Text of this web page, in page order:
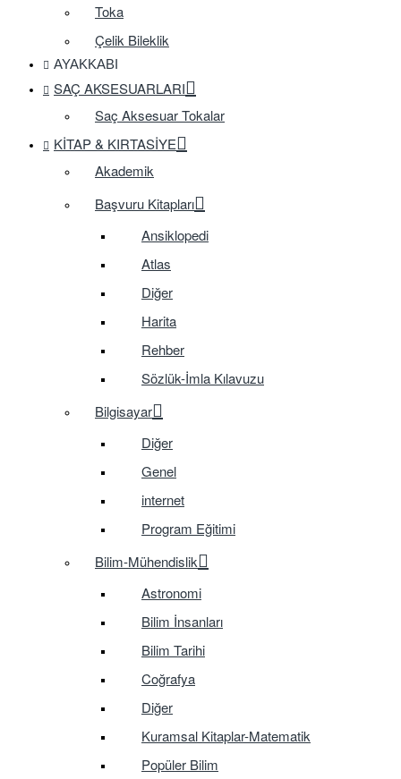
Toka
Çelik Bileklik
AYAKKABI
SAÇ AKSESUARLARI
Saç Aksesuar Tokalar
KITAP & KIRTASIYE
Akademik
Başvuru Kitapları
Ansiklopedi
Atlas
Diğer
Harita
Rehber
Sözlük-İmla Kılavuzu
Bilgisayar
Diğer
Genel
internet
Program Eğitimi
Bilim-Mühendislik
Astronomi
Bilim İnsanları
Bilim Tarihi
Coğrafya
Diğer
Kuramsal Kitaplar-Matematik
Popüler Bilim